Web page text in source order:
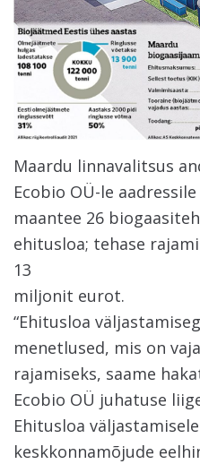
Maardu linnavalitsus
Ecobio OÜ-le
maantee 26
ehitusloa; tehase
13
miljonit eurot.
“Ehitusloa
menetlused, mis on
rajamiseks, saame
Ecobio OÜ juhatuse
Ehitusloa
keskkonnamõjude